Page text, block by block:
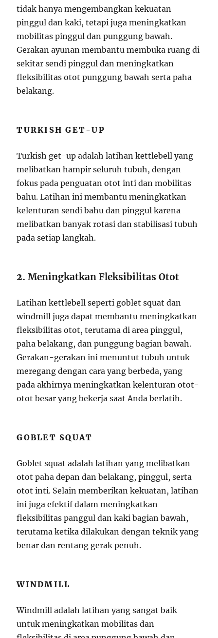
tidak hanya mengembangkan kekuatan
pinggul dan kaki, tetapi juga meningkatkan
mobilitas pinggul dan punggung bawah.
Gerakan ayunan membantu membuka ruang di
sekitar sendi pinggul dan meningkatkan
fleksibilitas otot punggung bawah serta paha
belakang.
TURKISH GET-UP
Turkish get-up adalah latihan kettlebell yang
melibatkan hampir seluruh tubuh, dengan
fokus pada penguatan otot inti dan mobilitas
bahu. Latihan ini membantu meningkatkan
kelenturan sendi bahu dan pinggul karena
melibatkan banyak rotasi dan stabilisasi tubuh
pada setiap langkah.
2.Meningkatkan Fleksibilitas Otot
Latihan kettlebell seperti goblet squat dan
windmill juga dapat membantu meningkatkan
fleksibilitas otot, terutama di area pinggul,
paha belakang, dan punggung bagian bawah.
Gerakan-gerakan ini menuntut tubuh untuk
meregang dengan cara yang berbeda, yang
pada akhirnya meningkatkan kelenturan otot-
otot besar yang bekerja saat Anda berlatih.
GOBLET SQUAT
Goblet squat adalah latihan yang melibatkan
otot paha depan dan belakang, pinggul, serta
otot inti. Selain memberikan kekuatan, latihan
ini juga efektif dalam meningkatkan
fleksibilitas panggul dan kaki bagian bawah,
terutama ketika dilakukan dengan teknik yang
benar dan rentang gerak penuh.
WINDMILL
Windmill adalah latihan yang sangat baik
untuk meningkatkan mobilitas dan